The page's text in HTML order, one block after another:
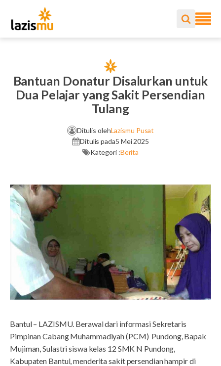
Bantuan Donatur Disalurkan untuk
Dua Pelajar yang Sakit Persendian
Tulang
Ditulis olehLazismu Pusat
Ditulis pada5 Mei 2025
Kategori :Berita
Bantul – LAZISMU. Berawal dari informasi Sekretaris
Pimpinan Cabang Muhammadiyah (PCM) Pundong, Bapak
Mujiman, Sulastri siswa kelas 12 SMK N Pundong,
Kabupaten Bantul, menderita sakit persendian hampir di